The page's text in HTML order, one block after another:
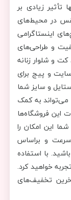
تأثیر زیادی بر
نفس در محیط‌های
اینستاگرامی
و طراحی‌های
و شلوار زنانه
و پیج برای
و سایز شما
می‌تواند به کمک
این فروشگاه‌ها
این امکان را
و براساس
با استفاده
خواهید کرد.
تخفیف‌های